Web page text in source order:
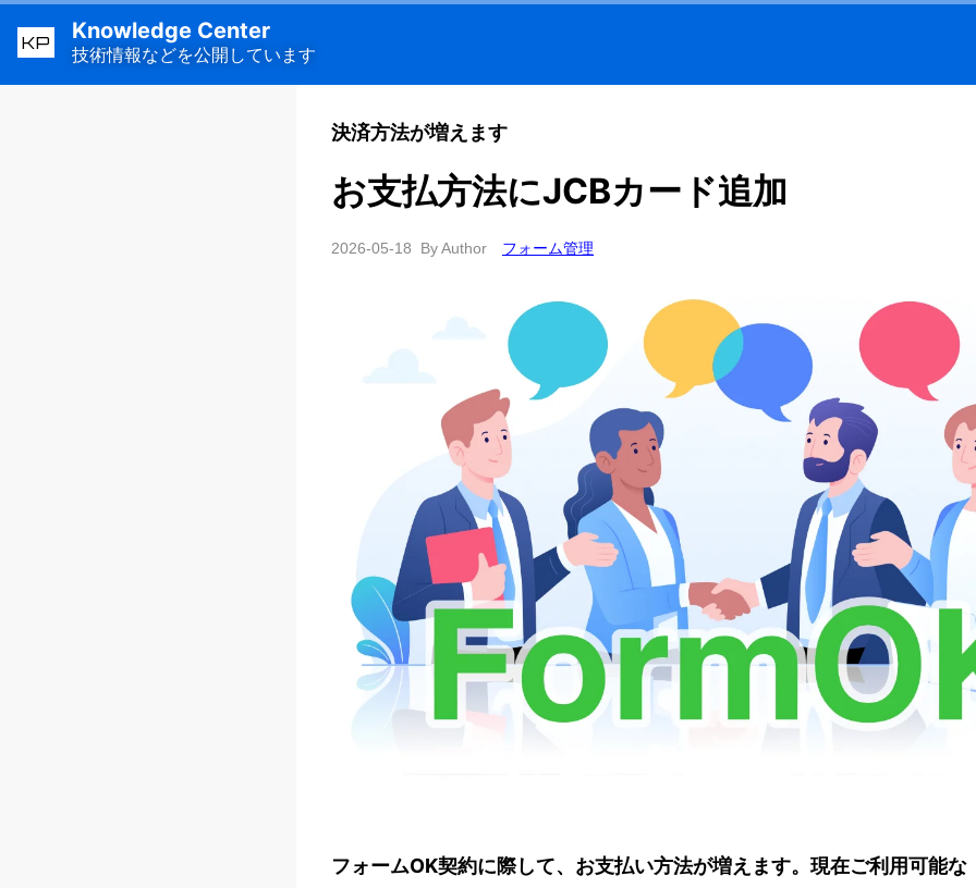
KP Knowledge Center
技術情報などを公開しています
決済方法が増えます
お支払方法にJCBカード追加
2026-05-18 By Author フォーム管理
フォームOK契約に際して、お支払い方法が増えます。現在ご利用可能な